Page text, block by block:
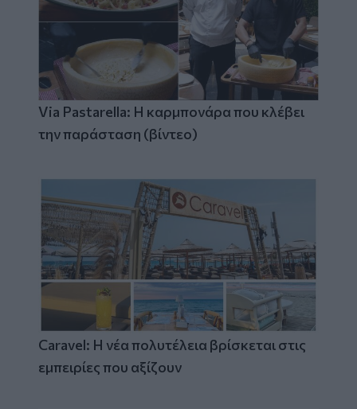
Via Pastarella: Η καρμπονάρα που κλέβει
την παράσταση (βίντεο)
Caravel: Η νέα πολυτέλεια βρίσκεται στις
εμπειρίες που αξίζουν